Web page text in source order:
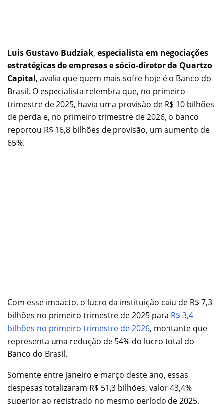
Luis Gustavo Budziak, especialista em negociações
estratégicas de empresas e sócio-diretor da Quartzo
Capital, avalia que quem mais sofre hoje é o Banco do
Brasil. O especialista relembra que, no primeiro
trimestre de 2025, havia uma provisão de R$ 10 bilhões
de perda e, no primeiro trimestre de 2026, o banco
reportou R$ 16,8 bilhões de provisão, um aumento de
65%.
Com esse impacto, o lucro da instituição caiu de R$ 7,3
bilhões no primeiro trimestre de 2025 para R$ 3,4
bilhões no primeiro trimestre de 2026, montante que
representa uma redução de 54% do lucro total do
Banco do Brasil.
Somente entre janeiro e março deste ano, essas
despesas totalizaram R$ 51,3 bilhões, valor 43,4%
superior ao registrado no mesmo período de 2025.